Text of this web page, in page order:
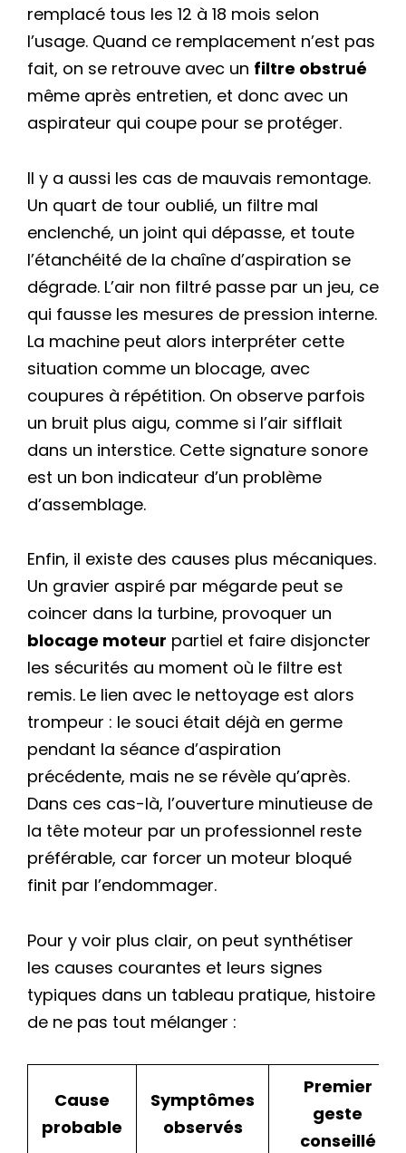
remplacé tous les 12 à 18 mois selon
l’usage. Quand ce remplacement n’est pas
fait, on se retrouve avec un filtre obstrué
même après entretien, et donc avec un
aspirateur qui coupe pour se protéger.
Il y a aussi les cas de mauvais remontage.
Un quart de tour oublié, un filtre mal
enclenché, un joint qui dépasse, et toute
l’étanchéité de la chaîne d’aspiration se
dégrade. L’air non filtré passe par un jeu, ce
qui fausse les mesures de pression interne.
La machine peut alors interpréter cette
situation comme un blocage, avec
coupures à répétition. On observe parfois
un bruit plus aigu, comme si l’air sifflait
dans un interstice. Cette signature sonore
est un bon indicateur d’un problème
d’assemblage.
Enfin, il existe des causes plus mécaniques.
Un gravier aspiré par mégarde peut se
coincer dans la turbine, provoquer un
blocage moteur partiel et faire disjoncter
les sécurités au moment où le filtre est
remis. Le lien avec le nettoyage est alors
trompeur : le souci était déjà en germe
pendant la séance d’aspiration
précédente, mais ne se révèle qu’après.
Dans ces cas-là, l’ouverture minutieuse de
la tête moteur par un professionnel reste
préférable, car forcer un moteur bloqué
finit par l’endommager.
Pour y voir plus clair, on peut synthétiser
les causes courantes et leurs signes
typiques dans un tableau pratique, histoire
de ne pas tout mélanger :
Cause
probable
Symptômes
observés
Premier
geste
conseillé